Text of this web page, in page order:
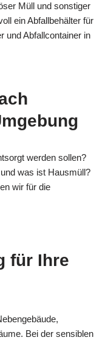
Müll und sonstiger
ein Abfallbehälter für
und Abfallcontainer in
werden sollen?
was ist Hausmüll?
wir für die
für Ihre
Bei der sensiblen